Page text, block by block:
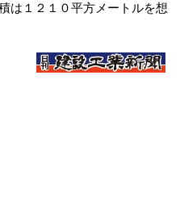
は１２１０平方メートルを想